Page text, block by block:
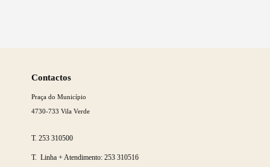
Contactos
Praça do Município
4730-733 Vila Verde
T.253 310500
T. Linha + Atendimento: 253 310516